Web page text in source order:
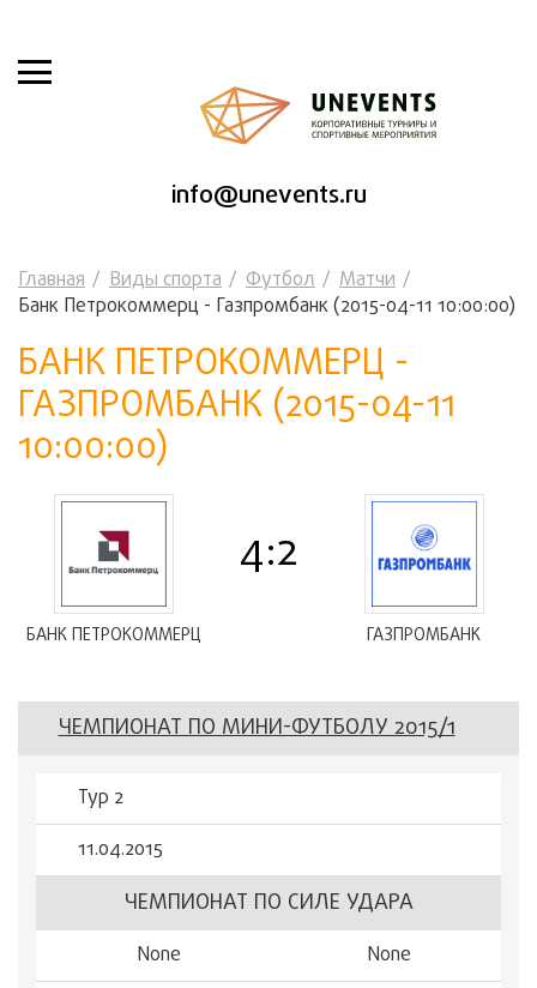
info@unevents.ru
Главная Виды спорта Футбол
Матчи
Банк Петрокоммерц - Газпромбанк (2015-04-11 10:00:00)
БАНК ПЕТРОКОММЕРЦ -
ГАЗПРОМБАНК (2015-04-11
10:00:00)
БАНК ПЕТРОКОММЕРЦ
4:2
ГАЗПРОМБАНК
ЧЕМПИОНАТ ПО МИНИ-ФУТБОЛУ 2015/1
Тур 2
11.04.2015
ЧЕМПИОНАТ ПО СИЛЕ УДАРА
None
None